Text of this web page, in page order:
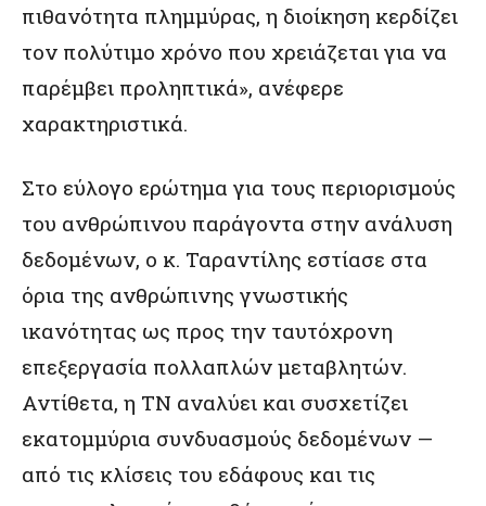
πιθανότητα πλημμύρας, η διοίκηση κερδίζει
τον πολύτιμο χρόνο που χρειάζεται για να
παρέμβει προληπτικά», ανέφερε
χαρακτηριστικά.
Στο εύλογο ερώτημα για τους περιορισμούς
του ανθρώπινου παράγοντα στην ανάλυση
δεδομένων, ο κ. Ταραντίλης εστίασε στα
όρια της ανθρώπινης γνωστικής
ικανότητας ως προς την ταυτόχρονη
επεξεργασία πολλαπλών μεταβλητών.
Αντίθετα, η ΤΝ αναλύει και συσχετίζει
εκατομμύρια συνδυασμούς δεδομένων —
από τις κλίσεις του εδάφους και τις